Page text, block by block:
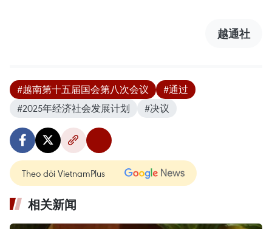
越通社
#越南第十五届国会第八次会议
#通过
#2025年经济社会发展计划
#决议
Theo dõi VietnamPlus
相关新闻